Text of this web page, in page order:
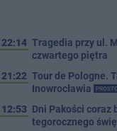
22:14 Tragedia przy ul.
czwartego piętra
21:22 Tour de Pologne.
Inowrocławia
12:53 Dni Pakości coraz
tegorocznego